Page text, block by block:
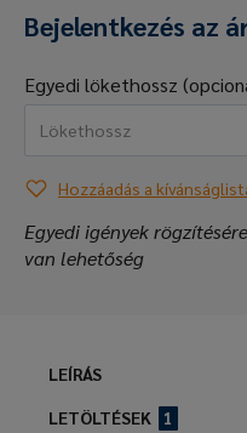
Bejelentkezés az
Egyedi lökethossz
Hozzáadás a
Egyedi igények
van lehetőség
LEÍRÁS
LETÖLTÉSEK
1